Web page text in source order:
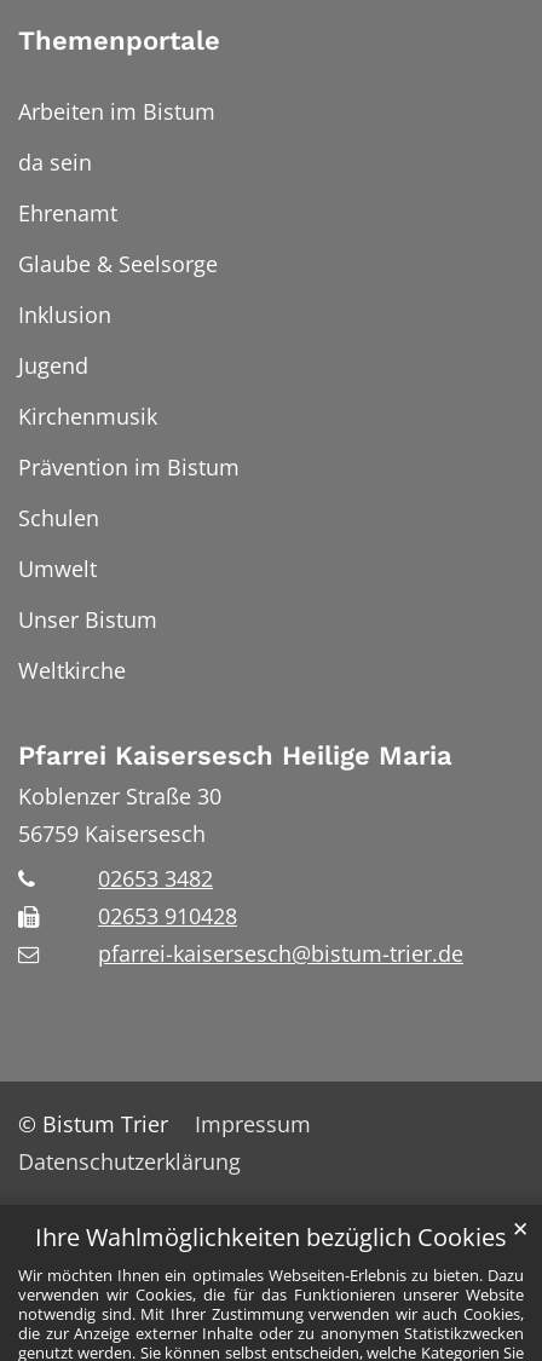
Ihre Wahlmöglichkeiten bezüglich Cookies
Wir möchten Ihnen ein optimales Webseiten-Erlebnis zu bieten. Dazu
verwenden wir Cookies, die für das Funktionieren unserer Website
notwendig sind. Mit Ihrer Zustimmung verwenden wir auch Cookies,
die zur Anzeige externer Inhalte oder zu anonymen Statistikzwecken
genutzt werden. Sie können selbst entscheiden, welche Kategorien Sie
✕
Themenportale
Arbeiten im Bistum
da sein
Ehrenamt
Glaube & Seelsorge
Inklusion
Jugend
Kirchenmusik
Prävention im Bistum
Schulen
Umwelt
Unser Bistum
Weltkirche
Pfarrei Kaisersesch Heilige Maria
Koblenzer Straße 30
56759 Kaisersesch
02653 3482
02653 910428
pfarrei-kaisersesch@bistum-trier.de
© Bistum Trier
Impressum
Datenschutzerklärung